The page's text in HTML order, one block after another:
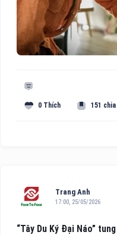
0 Thích 151
Trang Anh
17:00, 25/05/2026
“Tây Du Ký Đại Náo”